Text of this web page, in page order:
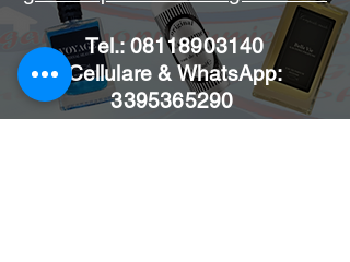
Tel.: 08118903140
Cellulare & WhatsApp:
3395365290